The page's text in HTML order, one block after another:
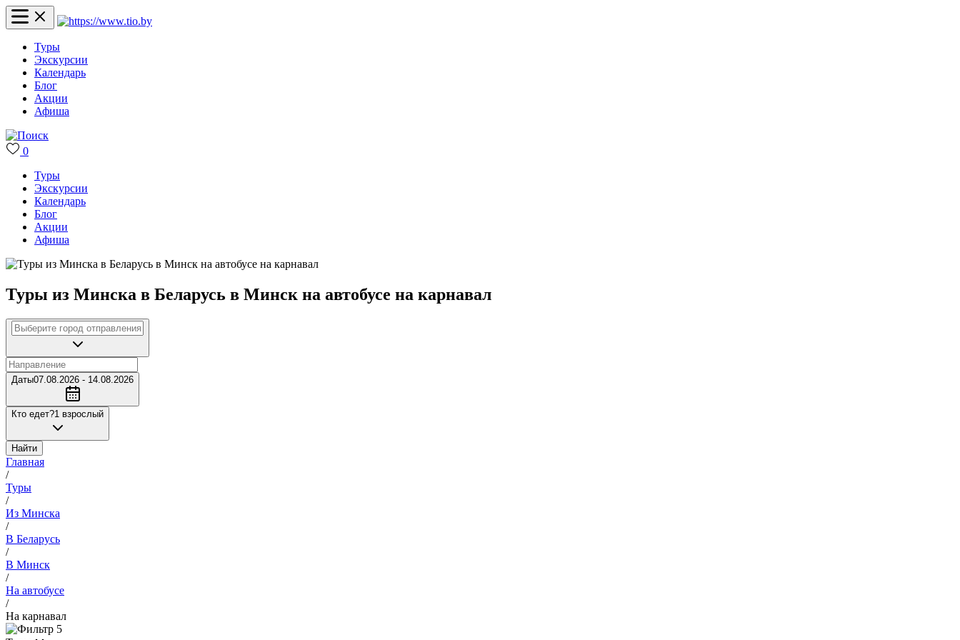
Туры
Экскурсии
Календарь
Блог
Акции
Афиша
0
Туры
Экскурсии
Календарь
Блог
Акции
Афиша
Туры из Минска в Беларусь в Минск на автобусе на карнавал
Даты07.08.2026 - 14.08.2026
Кто едет?1 взрослый
Найти
Главная
/
Туры
/
Из Минска
/
В Беларусь
/
В Минск
/
На автобусе
/
На карнавал
5